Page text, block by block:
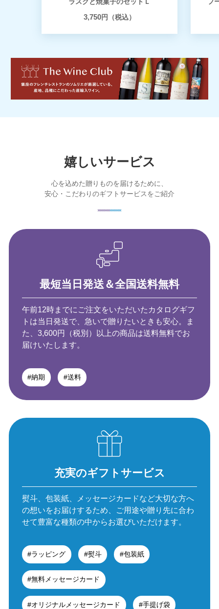
3,750円（税込）
嬉しいサービス
心を込めた贈りものを届けるために、
安心・こだわりのギフトサービスをご紹介
最短当日発送＆全国送料無料
午前12時までにご注文をいただいたカタログギフ
トは当日発送で、急いで贈りたいときも安心。
ま
た、3,600円（税別）以上の商品は送料無料でお
届けいたします。
#納期 #送料
充実のギフトサービス
熨斗、包装紙、メッセージカードなど大切な方へ
の想いをお届けするため、ご用途や贈り先に合わ
せて豊富な種類の中からお選びいただけます。
#ラッピング #熨斗 #包装紙
#無料メッセージカード
#オリジナルメッセージカード #手提げ袋